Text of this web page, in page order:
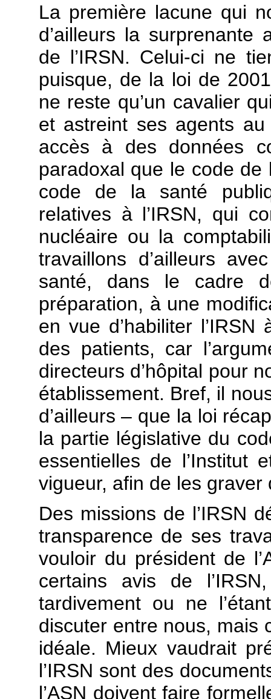
La première lacune qui
d’ailleurs la surprenante
de l’IRSN. Celui-ci ne
puisque, de la loi de
ne reste qu’un cavalier
et astreint ses agents au
accès à des données
paradoxal que le code
code de la santé
relatives à l’IRSN, qui
nucléaire ou la
travaillons d’ailleurs
santé, dans le cadre
préparation, à une
en vue d’habiliter
des patients, car
directeurs d’hôpital pour
établissement. Bref, il
d’ailleurs – que la loi
la partie législative du
essentielles de l’Institut
vigueur, afin de les graver
Des missions de l’IRSN
transparence de ses
vouloir du président de
certains avis de
tardivement ou ne
discuter entre nous, mais
idéale. Mieux vaudrait
l’IRSN sont des
l’ASN doivent faire